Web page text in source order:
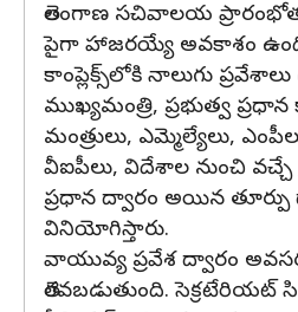
తెలంగాణ సచివాలయ
పైగా హాజరయ్యే అవకాశం
కాంప్లెక్స్‌లోకి నాలుగు
ముఖ్యమంత్రి, ప్రభుత్వ
మంత్రులు, ఎమ్మెల్యేలు,
వీఐపీలు, విదేశాల నుంచి వచ్చే
ప్రధాన ద్వారం అయిన తూర్పు
వినియోగిస్తారు.
వాయువ్య ప్రవేశ ద్వారం
తెరవబడుతుంది. సెక్రటేరియట్